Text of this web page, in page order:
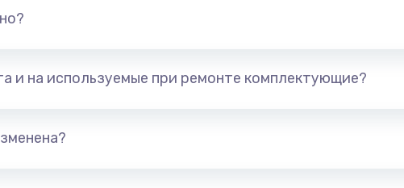
и на используемые при ремонте комплектующие?